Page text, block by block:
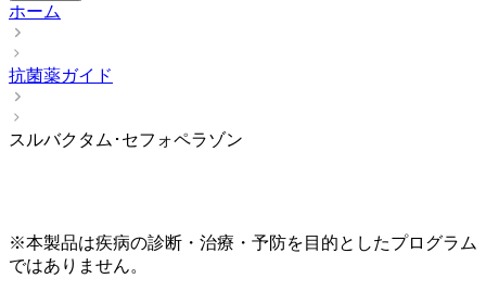
ホーム
抗菌薬ガイド
スルバクタム･セフォペラゾン
※本製品は疾病の診断・治療・予防を目的としたプログラム
ではありません。